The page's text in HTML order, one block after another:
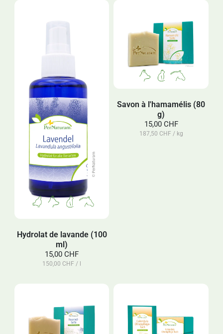
Hydrolat de lavande (100
ml)
15,00 CHF
150,00 CHF / l
Savon à l'hamamélis (80
g)
15,00 CHF
187,50 CHF / kg